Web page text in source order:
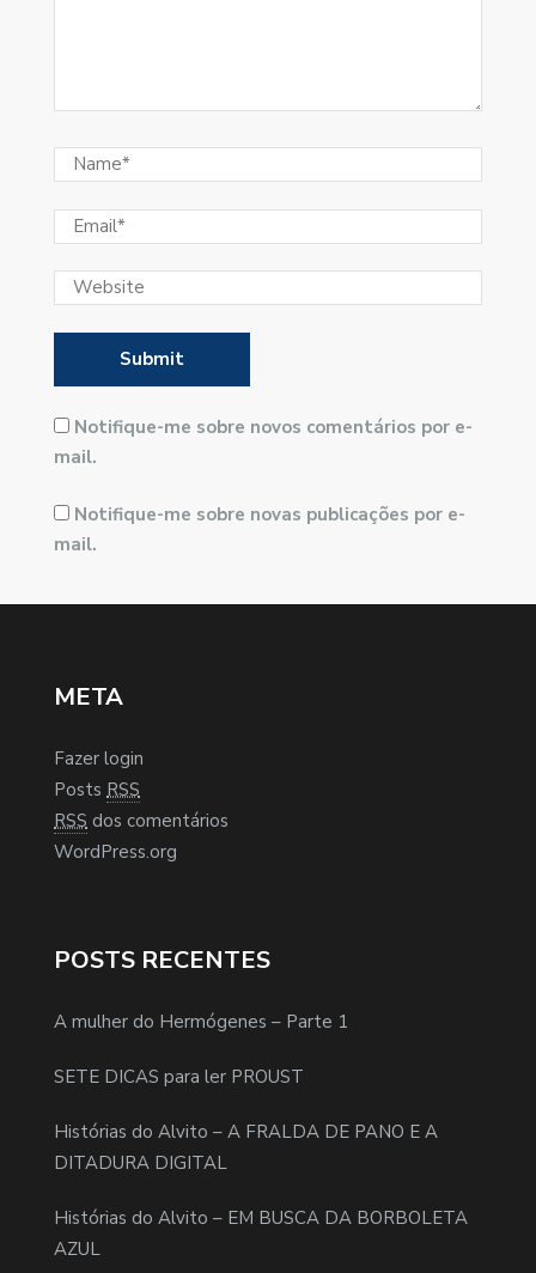
Notifique-me sobre novos comentários por e-
mail.
Notifique-me sobre novas publicações por e-
mail.
META
Fazer login
Posts RSS
RSS dos comentários
WordPress.org
POSTS RECENTES
A mulher do Hermógenes – Parte 1
SETE DICAS para ler PROUST
Histórias do Alvito – A FRALDA DE PANO E A
DITADURA DIGITAL
Histórias do Alvito – EM BUSCA DA BORBOLETA
AZUL